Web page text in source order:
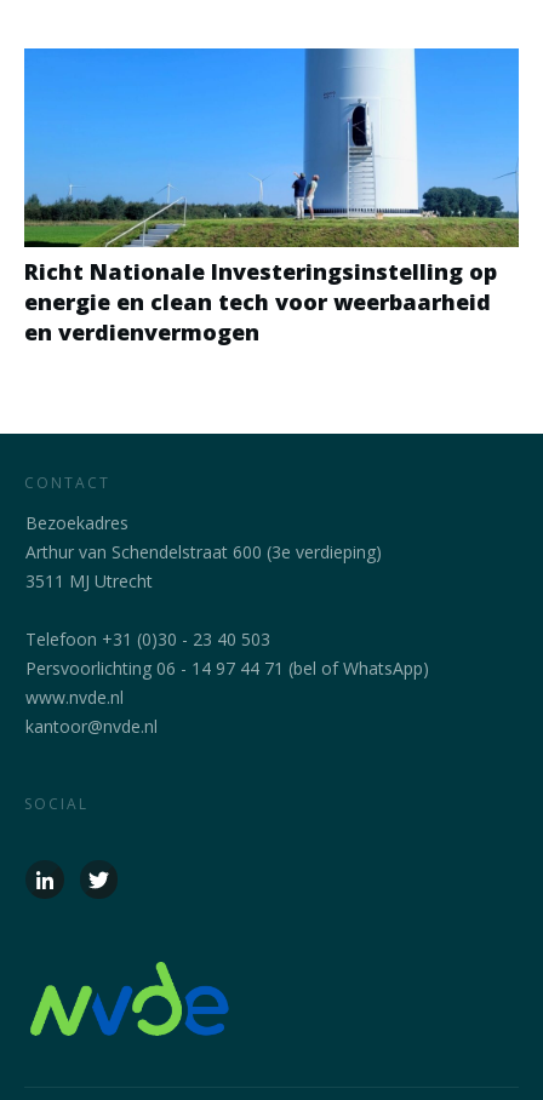
Richt Nationale Investeringsinstelling op
energie en clean tech voor weerbaarheid
en verdienvermogen
CONTACT
Bezoekadres
Arthur van Schendelstraat 600 (3e verdieping)
3511 MJ Utrecht
Telefoon +31 (0)30 - 23 40 503
Persvoorlichting 06 - 14 97 44 71 (bel of WhatsApp)
www.nvde.nl
kantoor@nvde.nl
SOCIAL